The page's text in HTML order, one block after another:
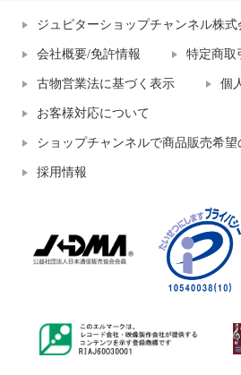
ジュピターショップチャンネル株式
会社概要/免許情報 特定商取
古物営業法に基づく表示 個
お客様対応について
ショップチャンネルで商品販売希望
採用情報